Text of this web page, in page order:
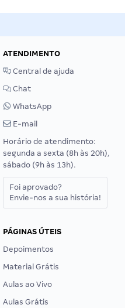
ATENDIMENTO
Central de ajuda
Chat
WhatsApp
E-mail
Horário de atendimento:
segunda a sexta (8h às 20h),
sábado (9h às 13h).
Foi aprovado?
Envie-nos a sua história!
PÁGINAS ÚTEIS
Depoimentos
Material Grátis
Aulas ao Vivo
Aulas Grátis